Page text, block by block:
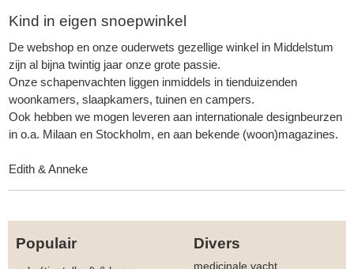
Kind in eigen snoepwinkel
De webshop en onze ouderwets gezellige winkel in Middelstum
zijn al bijna twintig jaar onze grote passie.
Onze schapenvachten liggen inmiddels in tienduizenden
woonkamers, slaapkamers, tuinen en campers.
Ook hebben we mogen leveren aan internationale designbeurzen
in o.a. Milaan en Stockholm, en aan bekende (woon)magazines.
Edith & Anneke
Populair Divers
medicinale vacht